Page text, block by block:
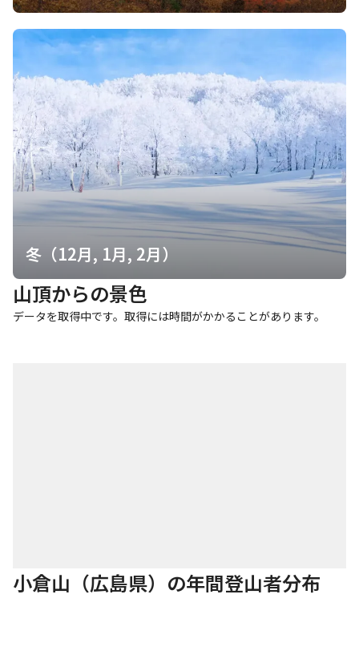
冬（12月, 1月, 2月）
山頂からの景色
データを取得中です。取得には時間がかかることがあります。
小倉山（広島県）の年間登山者分布